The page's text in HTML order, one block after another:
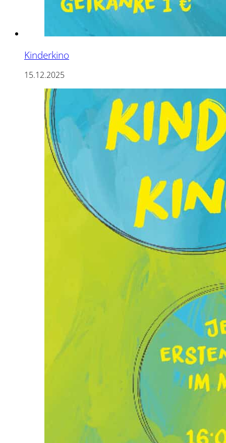
Kinderkino
15.12.2025